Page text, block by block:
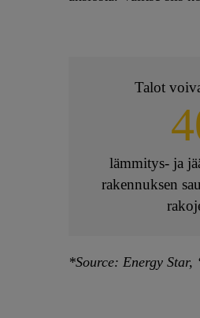
Talot
lämmitys- ja
rakennuksen
*Source: Energy